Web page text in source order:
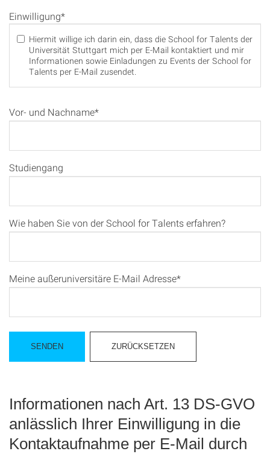
Einwilligung*
Hiermit willige ich darin ein, dass die School for Talents der
Universität Stuttgart mich per E-Mail kontaktiert und mir
Informationen sowie Einladungen zu Events der School for
Talents per E-Mail zusendet.
Vor- und Nachname*
Studiengang
Wie haben Sie von der School for Talents erfahren?
Meine außeruniversitäre E-Mail Adresse*
Informationen nach Art. 13 DS-GVO
anlässlich Ihrer Einwilligung in die
Kontaktaufnahme per E-Mail durch